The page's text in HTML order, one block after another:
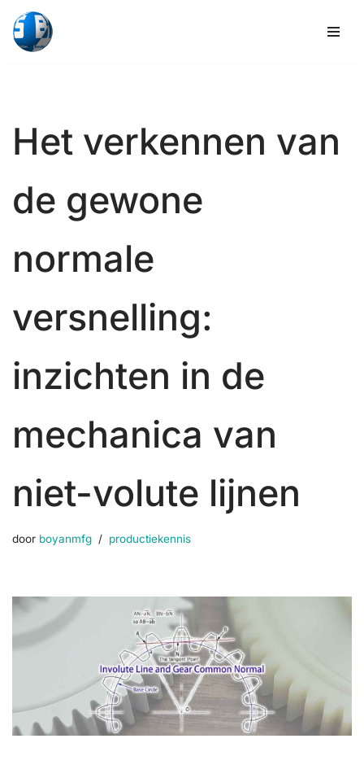
Overslaan
Het verkennen van
de gewone
normale
versnelling:
inzichten in de
mechanica van
niet-volute lijnen
door boyanmfg productiekennis